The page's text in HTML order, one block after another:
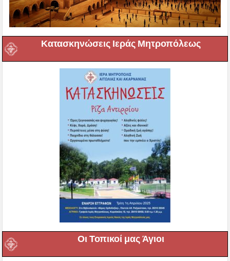
Κατασκηνώσεις Ιεράς Μητροπόλεως
Οι Τοπικοί μας Άγιοι